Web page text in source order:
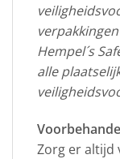
Hempel´s
alle
Zorg er altijd